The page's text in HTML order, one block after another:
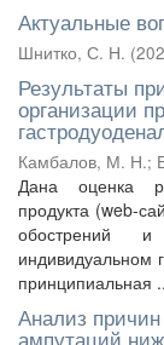
Актуальные
Шнитко, С. Н. (
Результаты
организации
Камбалов, М. Н.;
Дана оценка
продукта (web-
обострений
индивидуальном
принципиальная
Анализ
ампутаций